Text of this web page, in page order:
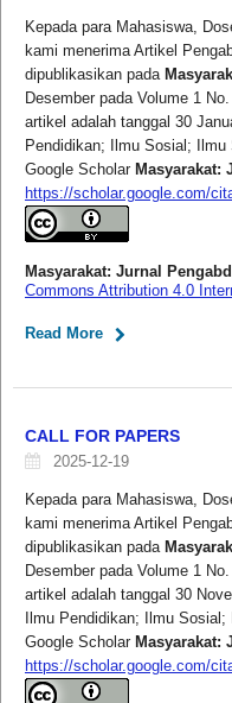
Kepada para Mahasiswa,
kami menerima Artikel
dipublikasikan pada
Desember pada Volume 1
artikel adalah tanggal 30
Pendidikan; Ilmu Sosial;
Google Scholar Masyarakat:
https://scholar.google.com/
Masyarakat: Jurnal
Commons Attribution 4.0
Read More
CALL FOR PAPERS
2025-12-19
Kepada para Mahasiswa,
kami menerima Artikel
dipublikasikan pada
Desember pada Volume 1
artikel adalah tanggal 30
Ilmu Pendidikan; Ilmu
Google Scholar Masyarakat:
https://scholar.google.com/